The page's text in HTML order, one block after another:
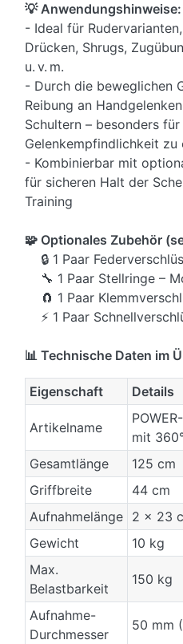
💡 Anwendungshinweise:
- Ideal für
Drücken, Shrugs,
u. v. m.
- Durch die beweglichen
Reibung an
Schultern – besonders
Gelenkempfindlichkeit zu
- Kombinierbar mit
für sicheren Halt der
Training
🧩 Optionales Zubehör
🔒 1 Paar
🔧 1 Paar Stellringe –
🧲 1 Paar
⚡ 1 Paar
📊 Technische Daten im
Eigenschaft Details
Artikelname
mit
Gesamtlänge
125 cm
Griffbreite
44 cm
Aufnahmelänge
2 x 23
Gewicht
10 kg
Max.
Belastbarkeit
150 kg
Aufnahme-
Durchmesser
50 mm